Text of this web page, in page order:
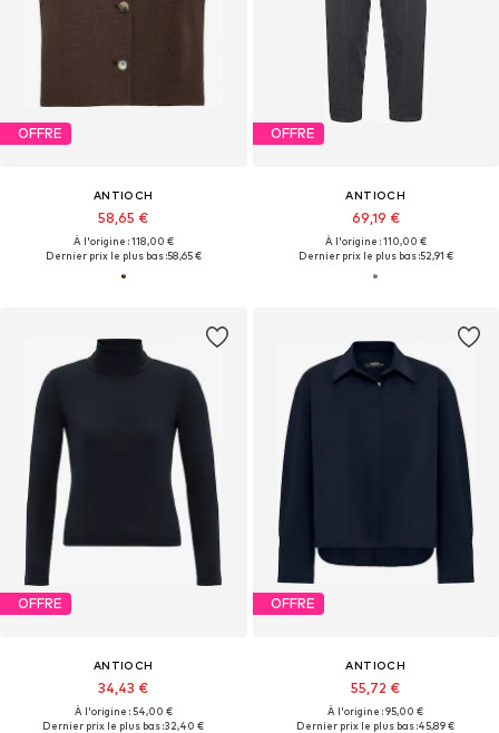
OFFRE
ANTIOCH
58,65 €
À l'origine : 118,00 €
Dernier prix le plus bas :58,65 €
OFFRE
ANTIOCH
69,19 €
À l'origine : 110,00 €
Dernier prix le plus bas :52,91 €
OFFRE
ANTIOCH
34,43 €
À l'origine : 54,00 €
Dernier prix le plus bas :32,40 €
OFFRE
ANTIOCH
55,72 €
À l'origine : 95,00 €
Dernier prix le plus bas :45,89 €